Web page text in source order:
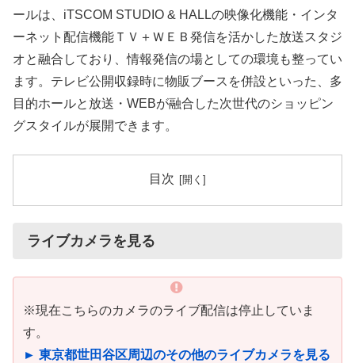
ールは、iTSCOM STUDIO & HALLの映像化機能・インタ
ーネット配信機能ＴＶ＋ＷＥＢ発信を活かした放送スタジ
オと融合しており、情報発信の場としての環境も整ってい
ます。テレビ公開収録時に物販ブースを併設といった、多
目的ホールと放送・WEBが融合した次世代のショッピン
グスタイルが展開できます。
目次
ライブカメラを見る
※現在こちらのカメラのライブ配信は停止していま
す。
► 東京都世田谷区周辺のその他のライブカメラを見る